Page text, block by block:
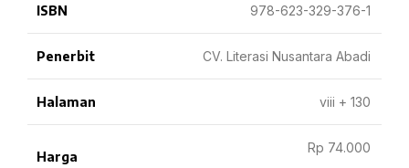
ISBN 978-623-329-376-1
Penerbit CV. Literasi Nusantara Abadi
Halaman viii + 130
Harga
Rp 74.000